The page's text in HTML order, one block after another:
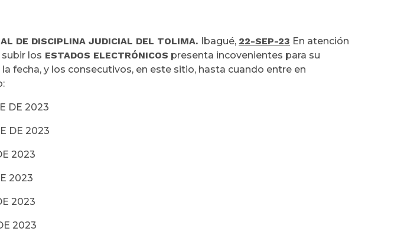
DE DISCIPLINA JUDICIAL DEL TOLIMA. Ibagué, 22-SEP-23 En atención
los ESTADOS ELECTRÓNICOS presenta incovenientes para su
fecha, y los consecutivos, en este sitio, hasta cuando entre en
DE 2023
DE 2023
2023
2023
2023
2023